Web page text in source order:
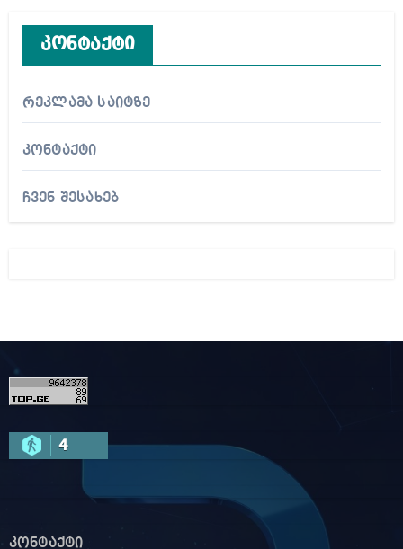
კონტაქტი
რეკლამა საიტზე
კონტაქტი
ჩვენ შესახებ
4
კონტაქტი